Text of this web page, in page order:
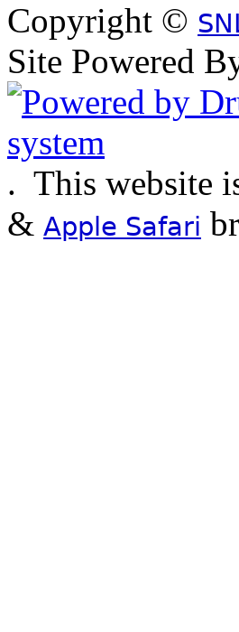
Copyright ©
Site Powered
. This website
& Apple Safari